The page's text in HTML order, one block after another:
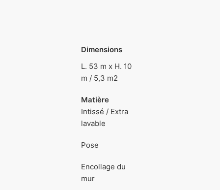
Dimensions
L. 53 m x H. 10
m / 5,3 m2
Matière
Intissé / Extra
lavable
Pose
Encollage du
mur